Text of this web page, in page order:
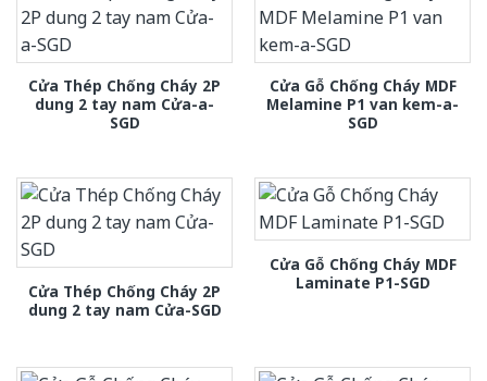
Cửa Thép Chống Cháy 2P
dung 2 tay nam Cửa-a-
SGD
Cửa Gỗ Chống Cháy MDF
Melamine P1 van kem-a-
SGD
Cửa Thép Chống Cháy 2P
dung 2 tay nam Cửa-SGD
Cửa Gỗ Chống Cháy MDF
Laminate P1-SGD